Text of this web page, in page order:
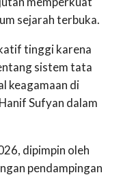
sejarah terbuka.
tinggi karena
sistem tata
keagamaan di
Sufyan dalam
dipimpin oleh
pendampingan